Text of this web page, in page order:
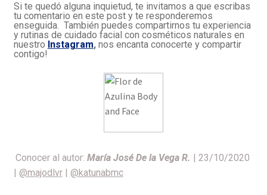
Si te quedó alguna inquietud, te invitamos a que escribas
tu comentario en este post y te responderemos
enseguida. También puedes compartirnos tu experiencia
y rutinas de cuidado facial con cosméticos naturales en
nuestro Instagram, nos encanta conocerte y compartir
contigo!
Conocer al autor: María José De la Vega R. | 23/10/2020
| @majodlvr| @katunabmc